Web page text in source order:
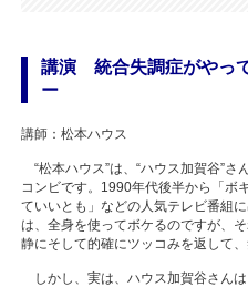
講演 統合失調症がやっ
ー
講師：松本ハウス
“松本ハウス”は、“ハウス加賀谷”さ
コンビです。1990年代後半から「ボ
ていいとも」などの人気テレビ番組
は、全身を使ってボケるのですが、
静にそして的確にツッコみを返して
しかし、実は、ハウス加賀谷さん